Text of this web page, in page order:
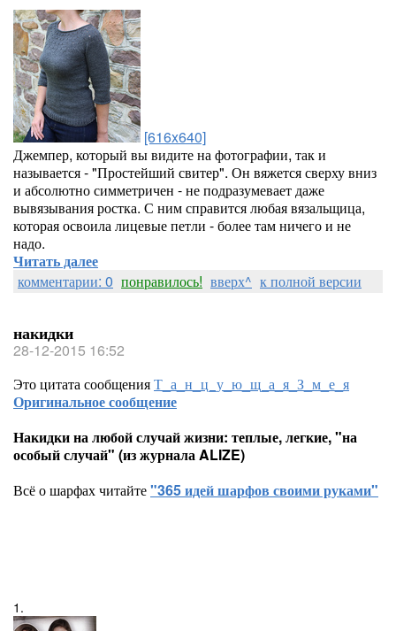
[616x640]
Джемпер, который вы видите на фотографии, так и
называется - "Простейший свитер". Он вяжется сверху вниз
и абсолютно симметричен - не подразумевает даже
вывязывания ростка. С ним справится любая вязальщица,
которая освоила лицевые петли - более там ничего и не
надо.
Читать далее
комментарии: 0 понравилось! вверх^ к полной версии
накидки
28-12-2015 16:52
Это цитата сообщенияТ_а_н_ц_у_ю_щ_а_я_З_м_е_я
Оригинальное сообщение
Накидки на любой случай жизни: теплые, легкие, "на
особый случай" (из журнала ALIZE)
Всё о шарфах читайте"365 идей шарфов своими руками"
1.